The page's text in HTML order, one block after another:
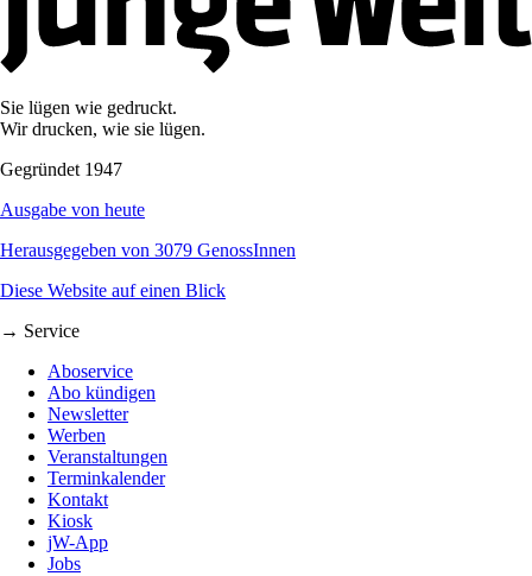
Sie lügen wie gedruckt.
Wir drucken, wie sie lügen.
Gegründet 1947
Ausgabe von heute
Herausgegeben von 3079 GenossInnen
Diese Website auf einen Blick
→ Service
Aboservice
Abo kündigen
Newsletter
Werben
Veranstaltungen
Terminkalender
Kontakt
Kiosk
jW-App
Jobs